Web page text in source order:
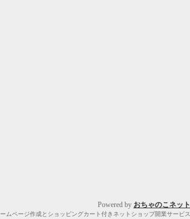
Powered by おちゃのこネット
ムページ作成とショッピングカート付きネットショップ開業サービス